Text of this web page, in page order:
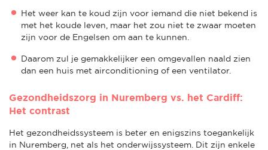
Het weer kan te koud zijn voor iemand die niet bekend is
met het koude leven, maar het zou niet te zwaar moeten
zijn voor de Engelsen om aan te kunnen.
Daarom zul je gemakkelijker een omgevallen naald zien
dan een huis met airconditioning of een ventilator.
Gezondheidszorg in Nuremberg vs. het Cardiff:
Het contrast
Het gezondheidssysteem is beter en enigszins toegankelijk
in Nuremberg, net als het onderwijssysteem. Dit zijn enkele